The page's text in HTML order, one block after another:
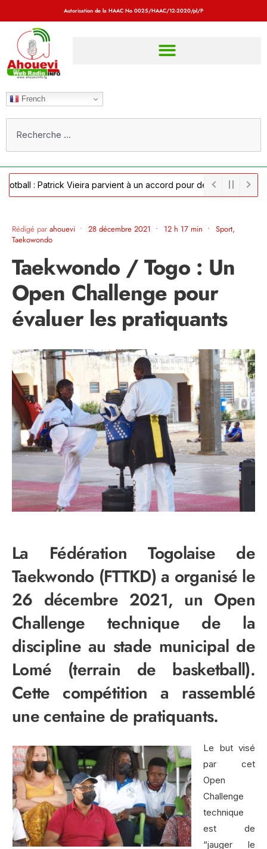
Autorisation de la HAAC No 0025/HAAC/12-2020/pl/P
French
: Patrick Vieira parvient à un accord pour devenir sélectionneur
Rédigé parahouevi • 28 décembre 2021 • 12 h 17 min • Sport,
Taekowondo
Taekwondo / Togo : Un
Open Challenge pour
évaluer les pratiquants
La Fédération Togolaise de
Taekwondo (FTTKD) a organisé le
26 décembre 2021, un Open
Challenge technique de la
discipline au stade municipal de
Lomé (terrain de basketball).
Cette compétition a rassemblé
une centaine de pratiquants.
Le but visé
par cet
Open
Challenge
technique
est de
“jauger le